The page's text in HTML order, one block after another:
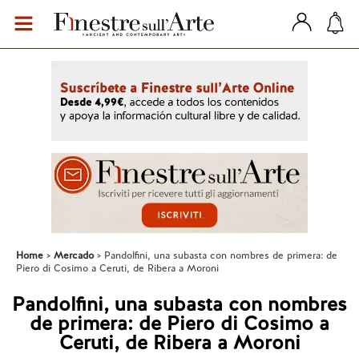
Home Mercado
Pandolfini, una subasta con nombres de primera: de
Piero di Cosimo a Ceruti, de Ribera a Moroni
Pandolfini, una subasta con nombres
de primera: de Piero di Cosimo a
Ceruti, de Ribera a Moroni